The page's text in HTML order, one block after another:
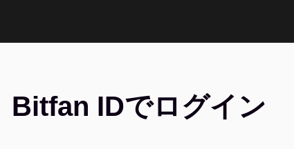
Bitfan IDでログイン